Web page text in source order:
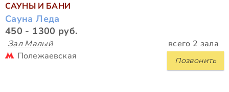
САУНЫ И БАНИ
Сауна Леда
450 - 1300 руб.
Зал Малый всего 2 зала
Позвонить
Полежаевская